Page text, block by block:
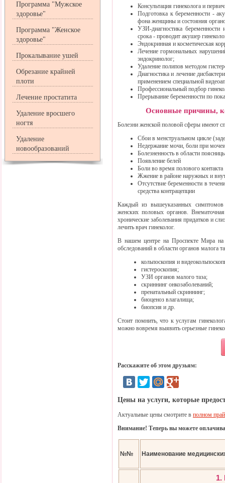
Программа "Мужское
здоровье"
Программа "Женское
здоровье"
Прокалывание ушей
Обрезание крайней
плоти
Лечение простатита
Удаление вросшего
ногтя
Удаление
новообразований
Консультация гинеколога и
Подготовка к беременности -
фона женщины и состояния
УЗИ-диагностика беременности
срока - проводит акушер
Эндокринная и косметическая
Лечение гормональных
эндокринолог;
Удаление полипов методом
Диагностика и лечение
применением специальной
Профессиональный подбор
Прерывание беременности по
Основные причины,
Болезни женской половой сферы имеют
Сбои в менструальном цикле
Недержание мочи, боли при
Болезненность в области
Появление белей
Боли во время полового контакта
Жжение в районе наружных и
Отсутствие беременности в
средства контрацепции
Каждый из вышеуказанных симптомов
женских половых органов.
хронические заболевания придатков и
лечить врач гинеколог.
В нашем центре на Проспекте Мира
обследований в области органов малога
кольпоскопия и
гистероскопия;
УЗИ органов малого таза;
скриннинг онкозаболеваний;
пренатальный скриннинг;
биоценоз влагалища;
биопсия и др.
Стоит помнить, что к услугам
можно вовремя выявить серьезные
Расскажите об этом друзьям:
Цены на услуги, которые
Актуальные цены смотрите в полном
Внимание! Теперь вы можете
№№ Наименование
1.